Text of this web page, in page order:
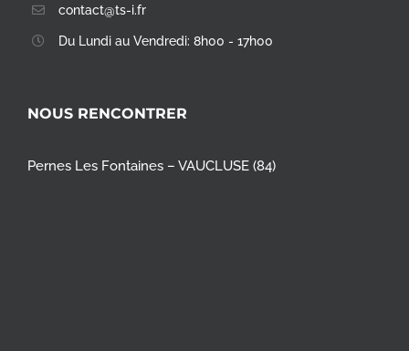
contact@ts-i.fr
Du Lundi au Vendredi: 8h00 - 17h00
NOUS RENCONTRER
Pernes Les Fontaines – VAUCLUSE (84)